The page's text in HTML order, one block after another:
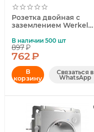
Розетка двойная с
заземлением Werkel
W5072106
4690389167188
В наличии 500 шт
897₽
762₽
В
корзину
Связаться в
WhatsApp